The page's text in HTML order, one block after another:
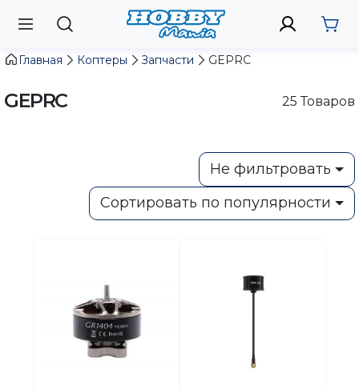
Главная Коптеры Запчасти GEPRC
GEPRC 25 Товаров
Не фильтровать
Сортировать по популярности